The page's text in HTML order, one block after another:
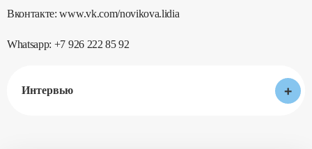
Вконтакте: www.vk.com/novikova.lidia
Whatsapp: +7 926 222 85 92
Интервью +